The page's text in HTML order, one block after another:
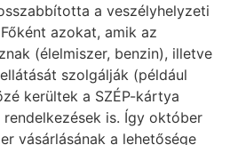
a veszélyhelyzeti
azokat, amik az
(élelmiszer, benzin), illetve
szolgálják (például
kerültek a SZÉP-kártya
is. Így október
vásárlásának a lehetősége